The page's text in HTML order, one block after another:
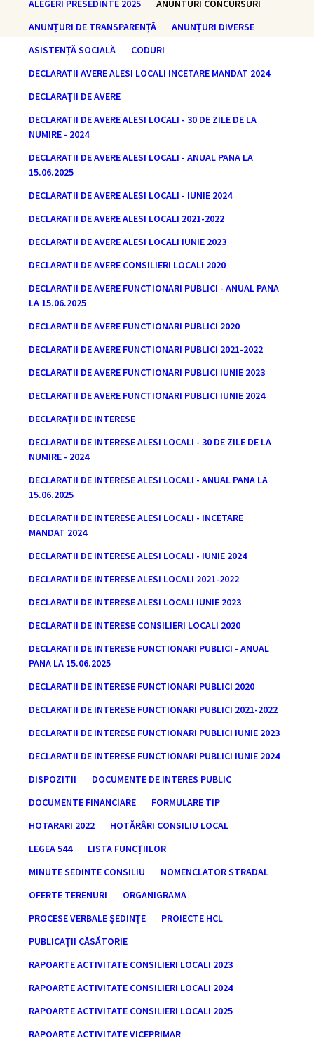
ALEGERI PRESEDINTE 2025
ANUNTURI CONCURSURI
ANUNȚURI DE TRANSPARENȚĂ
ANUNȚURI DIVERSE
ASISTENȚĂ SOCIALĂ
CODURI
DECLARATII AVERE ALESI LOCALI INCETARE MANDAT 2024
DECLARAȚII DE AVERE
DECLARATII DE AVERE ALESI LOCALI - 30 DE ZILE DE LA
NUMIRE - 2024
DECLARATII DE AVERE ALESI LOCALI - ANUAL PANA LA
15.06.2025
DECLARATII DE AVERE ALESI LOCALI - IUNIE 2024
DECLARATII DE AVERE ALESI LOCALI 2021-2022
DECLARATII DE AVERE ALESI LOCALI IUNIE 2023
DECLARATII DE AVERE CONSILIERI LOCALI 2020
DECLARATII DE AVERE FUNCTIONARI PUBLICI - ANUAL PANA
LA 15.06.2025
DECLARATII DE AVERE FUNCTIONARI PUBLICI 2020
DECLARATII DE AVERE FUNCTIONARI PUBLICI 2021-2022
DECLARATII DE AVERE FUNCTIONARI PUBLICI IUNIE 2023
DECLARATII DE AVERE FUNCTIONARI PUBLICI IUNIE 2024
DECLARAȚII DE INTERESE
DECLARATII DE INTERESE ALESI LOCALI - 30 DE ZILE DE LA
NUMIRE - 2024
DECLARATII DE INTERESE ALESI LOCALI - ANUAL PANA LA
15.06.2025
DECLARATII DE INTERESE ALESI LOCALI - INCETARE
MANDAT 2024
DECLARATII DE INTERESE ALESI LOCALI - IUNIE 2024
DECLARATII DE INTERESE ALESI LOCALI 2021-2022
DECLARATII DE INTERESE ALESI LOCALI IUNIE 2023
DECLARATII DE INTERESE CONSILIERI LOCALI 2020
DECLARATII DE INTERESE FUNCTIONARI PUBLICI - ANUAL
PANA LA 15.06.2025
DECLARATII DE INTERESE FUNCTIONARI PUBLICI 2020
DECLARATII DE INTERESE FUNCTIONARI PUBLICI 2021-2022
DECLARATII DE INTERESE FUNCTIONARI PUBLICI IUNIE 2023
DECLARATII DE INTERESE FUNCTIONARI PUBLICI IUNIE 2024
DISPOZITII
DOCUMENTE DE INTERES PUBLIC
DOCUMENTE FINANCIARE
FORMULARE TIP
HOTARARI 2022
HOTĂRÂRI CONSILIU LOCAL
LEGEA 544
LISTA FUNCȚIILOR
MINUTE SEDINTE CONSILIU
NOMENCLATOR STRADAL
OFERTE TERENURI
ORGANIGRAMA
PROCESE VERBALE ȘEDINȚE
PROIECTE HCL
PUBLICAȚII CĂSĂTORIE
RAPOARTE ACTIVITATE CONSILIERI LOCALI 2023
RAPOARTE ACTIVITATE CONSILIERI LOCALI 2024
RAPOARTE ACTIVITATE CONSILIERI LOCALI 2025
RAPOARTE ACTIVITATE VICEPRIMAR